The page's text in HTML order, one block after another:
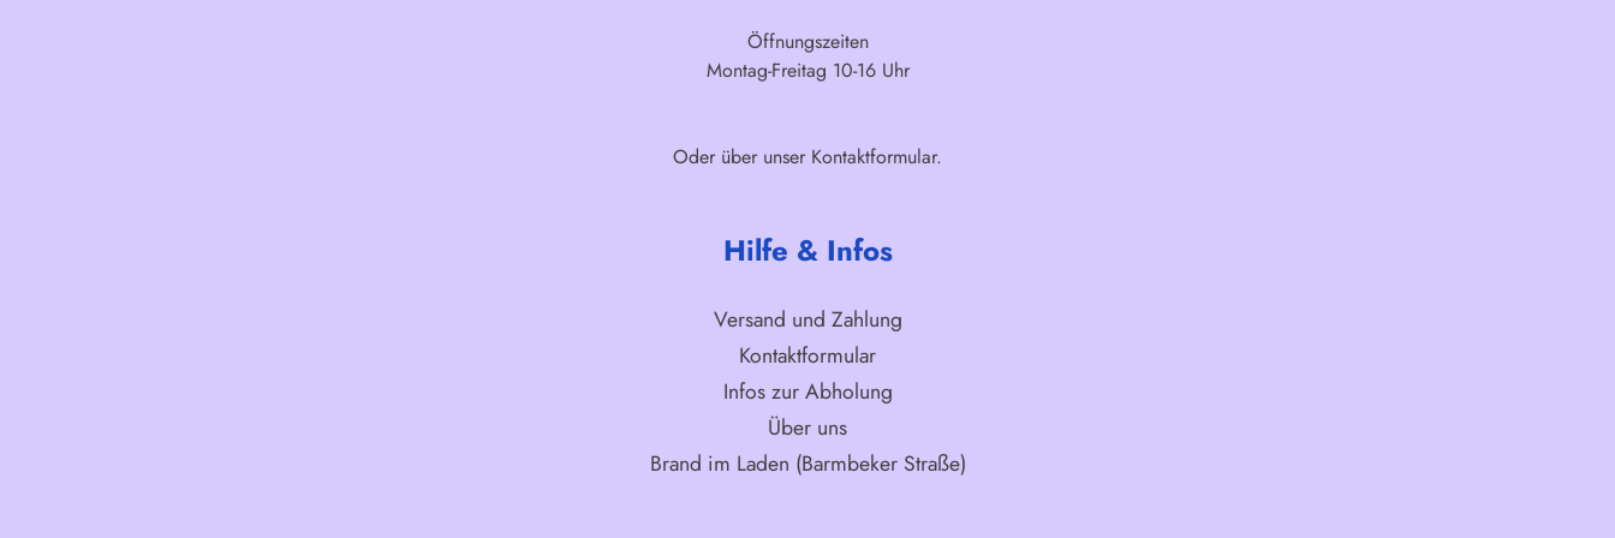
Öffnungszeiten
Montag-Freitag 10-16 Uhr
Oder über unser Kontaktformular.
Hilfe & Infos
Versand und Zahlung
Kontaktformular
Infos zur Abholung
Über uns
Brand im Laden (Barmbeker Straße)